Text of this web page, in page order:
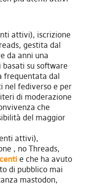
attivi), iscrizione
gestita dal
da anni una
su software
frequentata dal
nel fediverso e per
di moderazione
che
del maggior
attivi),
, no Threads,
e che ha avuto
di pubblico mai
mastodon,